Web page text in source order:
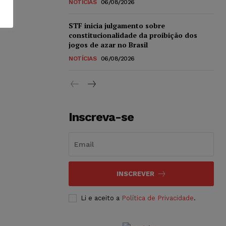
NOTÍCIAS 06/08/2026
STF inicia julgamento sobre
constitucionalidade da proibição dos
jogos de azar no Brasil
NOTÍCIAS 06/08/2026
Inscreva-se
INSCREVER
Li e aceito a Política de Privacidade.